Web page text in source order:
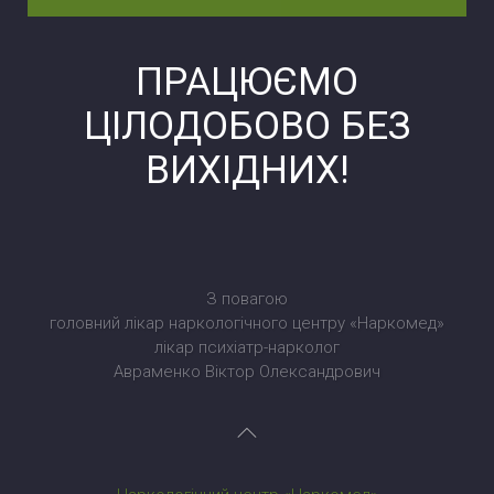
ПРАЦЮЄМО
ЦІЛОДОБОВО БЕЗ
ВИХІДНИХ!
З повагою
головний лікар наркологічного центру «Наркомед»
лікар психіатр-нарколог
Авраменко Віктор Олександрович